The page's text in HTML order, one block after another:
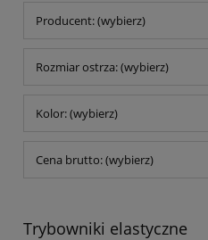
Producent: (wybierz)
Rozmiar ostrza: (wybierz)
Kolor: (wybierz)
Cena brutto: (wybierz)
Trybowniki elastyczne